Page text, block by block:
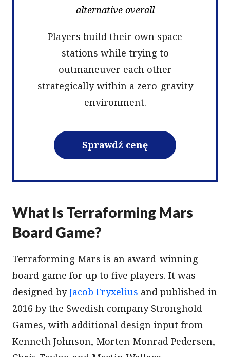
alternative overall
Players build their own space
stations while trying to
outmaneuver each other
strategically within a zero-gravity
environment.
Sprawdź cenę
What Is Terraforming Mars
Board Game?
Terraforming Mars is an award-winning
board game for up to five players. It was
designed byJacob Fryxelius and published in
2016 by the Swedish company Stronghold
Games, with additional design input from
Kenneth Johnson, Morten Monrad Pedersen,